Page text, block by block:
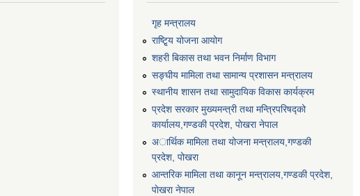
गृह मन्त्रालय
राष्टि्ृय योजना आयोग
शहरी बिकास तथा भवन निर्माण विभाग
सङ्घीय मामिला तथा सामान्य प्रशासन मन्त्रालय
स्थानीय शासन तथा सामुदायिक विकास कार्यक्रम
प्रदेश सरकार मुख्यमन्त्री तथा मन्त्रिपरिषद्को
कार्यालय,गण्डकी प्रदेश, पाेखरा नेपाल
अार्थिक मामिला तथा योजना मन्त्रालय,गण्डकी
प्रदेश, पोखरा
आन्तरिक मामिला तथा कानून मन्त्रालय,गण्डकी प्रदेश,
पाेखरा नेपाल